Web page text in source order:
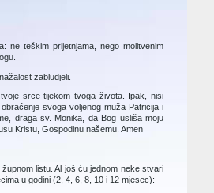
ne teškim prijetnjama, nego molitvenim
zabludjeli.
srce tijekom tvoga života. Ipak, nisi
svoga voljenog muža Patricija i
draga sv. Monika, da Bog usliša moju
Kristu, Gospodinu našemu. Amen
listu. Al još ću jednom neke stvari
u godini (2, 4, 6, 8, 10 i 12 mjesec):